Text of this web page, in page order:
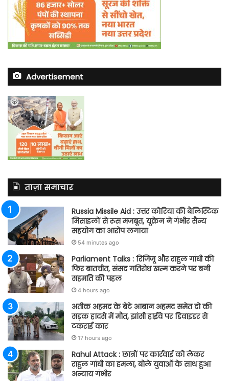
Advertisement
ताज़ा समाचार
Russia Missile Aid : उत्तर कोरिया की बैलिस्टिक
मिसाइलों से रूस मजबूत, यूक्रेन ने गंभीर सैन्य
सहयोग का आरोप लगाया
54 minutes ago
Parliament Talks : रिजिजू और राहुल गांधी की
फिर बातचीत, संसद गतिरोध खत्म करने पर बनी
सहमति की पहल
4 hours ago
अतीक अहमद के बेटे आबान अहमद समेत दो की
सड़क हादसे में मौत, झांसी हाईवे पर डिवाइडर से
टकराई कार
17 hours ago
Rahul Attack : छात्रों पर कार्रवाई को लेकर
राहुल गांधी का हमला, बोले युवाओं के साथ हुआ
अन्याय गंभीर